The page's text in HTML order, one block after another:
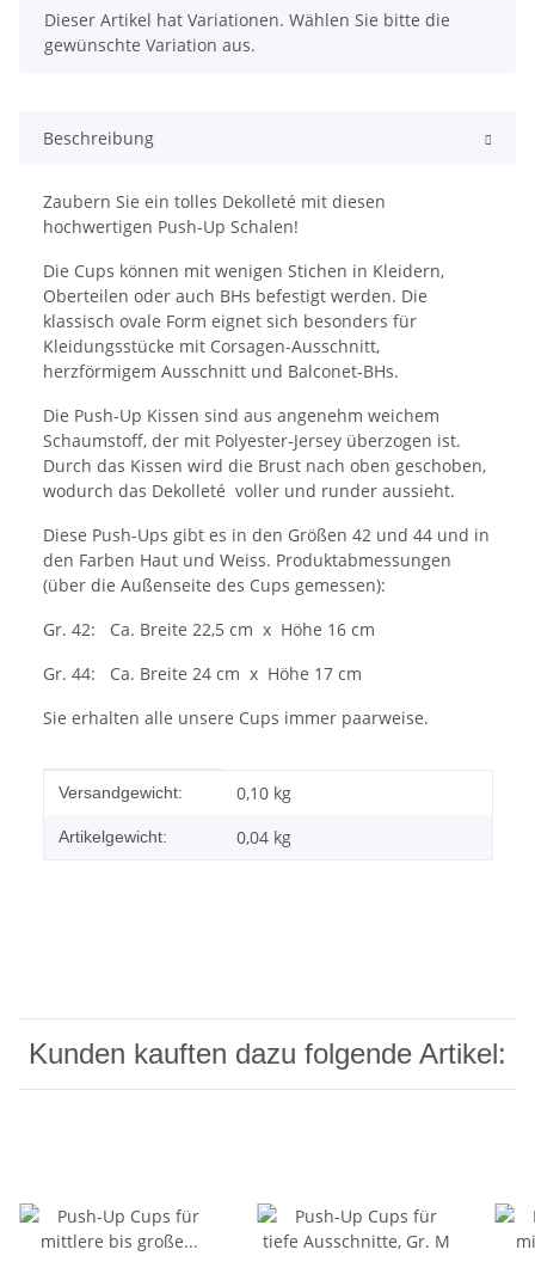
x
Dieser Artikel hat Variationen. Wählen Sie bitte die
gewünschte Variation aus.
Beschreibung
Zaubern Sie ein tolles Dekolleté mit diesen
hochwertigen Push-Up Schalen!
Die Cups können mit wenigen Stichen in Kleidern,
Oberteilen oder auch BHs befestigt werden. Die
klassisch ovale Form eignet sich besonders für
Kleidungsstücke mit Corsagen-Ausschnitt,
herzförmigem Ausschnitt und Balconet-BHs.
Die Push-Up Kissen sind aus angenehm weichem
Schaumstoff, der mit Polyester-Jersey überzogen ist.
Durch das Kissen wird die Brust nach oben geschoben,
wodurch das Dekolleté voller und runder aussieht.
Diese Push-Ups gibt es in den Größen 42 und 44 und in
den Farben Haut und Weiss. Produktabmessungen
(über die Außenseite des Cups gemessen):
Gr. 42: Ca. Breite 22,5 cm x Höhe 16 cm
Gr. 44: Ca. Breite 24 cm x Höhe 17 cm
Sie erhalten alle unsere Cups immer paarweise.
Produkteigenschaft
Wert
Versandgewicht: 0,10 kg
Artikelgewicht: 0,04 kg
Kunden kauften dazu folgende Artikel: